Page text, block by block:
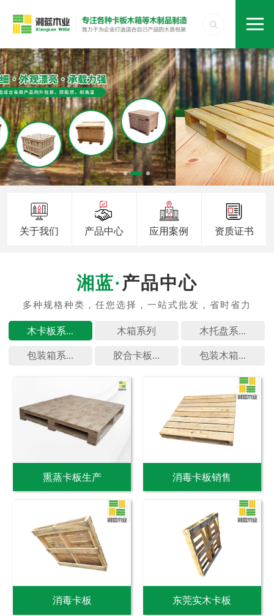
关于我们 产品中心 应用案例 资质证书
产品中心
木卡板系... 木箱系列 木托盘系...
包装箱系... 胶合卡板... 包装木箱...
熏蒸卡板生产 消毒卡板销售
消毒卡板 东莞实木卡板